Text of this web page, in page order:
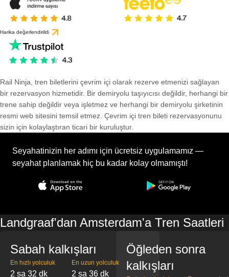
Harika değerlendirildi
Rail Ninja, tren biletlerini çevrim içi olarak rezerve etmenizi sağlayan
bir rezervasyon hizmetidir. Bir demiryolu taşıyıcısı değildir, herhangi bir
trene sahip değildir veya işletmez ve herhangi bir demiryolu şirketinin
resmi web sitesini temsil etmez. Çevrim içi tren bileti rezervasyonunu
sizin için kolaylaştıran ticari bir kuruluştur.
Seyahatinizin her adımı için ücretsiz uygulamamız —
seyahat planlamak hiç bu kadar kolay olmamıştı!
Landgraaf'dan Amsterdam'a Tren Saatleri
Sabah kalkışları
En hızlı yolculuk
2 sa 32 dk
En uzun yolculuk
2 sa 36 dk
Öğleden sonra
kalkışları